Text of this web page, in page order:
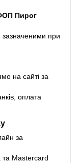
Пирог
зазначеними при
на сайті за
оплата
за
та Mastercard